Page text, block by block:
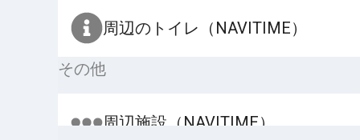
周辺のトイレ（NAVITIME）
その他
周辺施設（NAVITIME）